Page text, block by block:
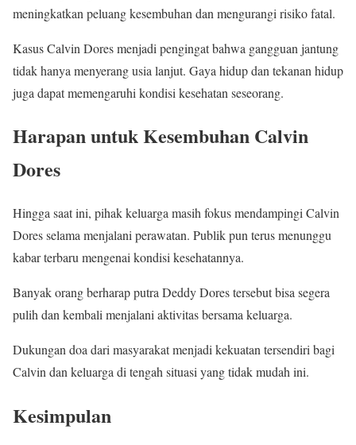
meningkatkan peluang kesembuhan dan mengurangi risiko fatal.
Kasus Calvin Dores menjadi pengingat bahwa gangguan jantung
tidak hanya menyerang usia lanjut. Gaya hidup dan tekanan hidup
juga dapat memengaruhi kondisi kesehatan seseorang.
Harapan untuk Kesembuhan Calvin
Dores
Hingga saat ini, pihak keluarga masih fokus mendampingi Calvin
Dores selama menjalani perawatan. Publik pun terus menunggu
kabar terbaru mengenai kondisi kesehatannya.
Banyak orang berharap putra Deddy Dores tersebut bisa segera
pulih dan kembali menjalani aktivitas bersama keluarga.
Dukungan doa dari masyarakat menjadi kekuatan tersendiri bagi
Calvin dan keluarga di tengah situasi yang tidak mudah ini.
Kesimpulan